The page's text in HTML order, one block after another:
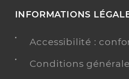
INFORMATIONS
Accessibilité :
Conditions